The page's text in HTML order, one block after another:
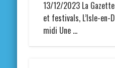
13/12/2023 La
et festivals, L’Isle-en-
midi Une …